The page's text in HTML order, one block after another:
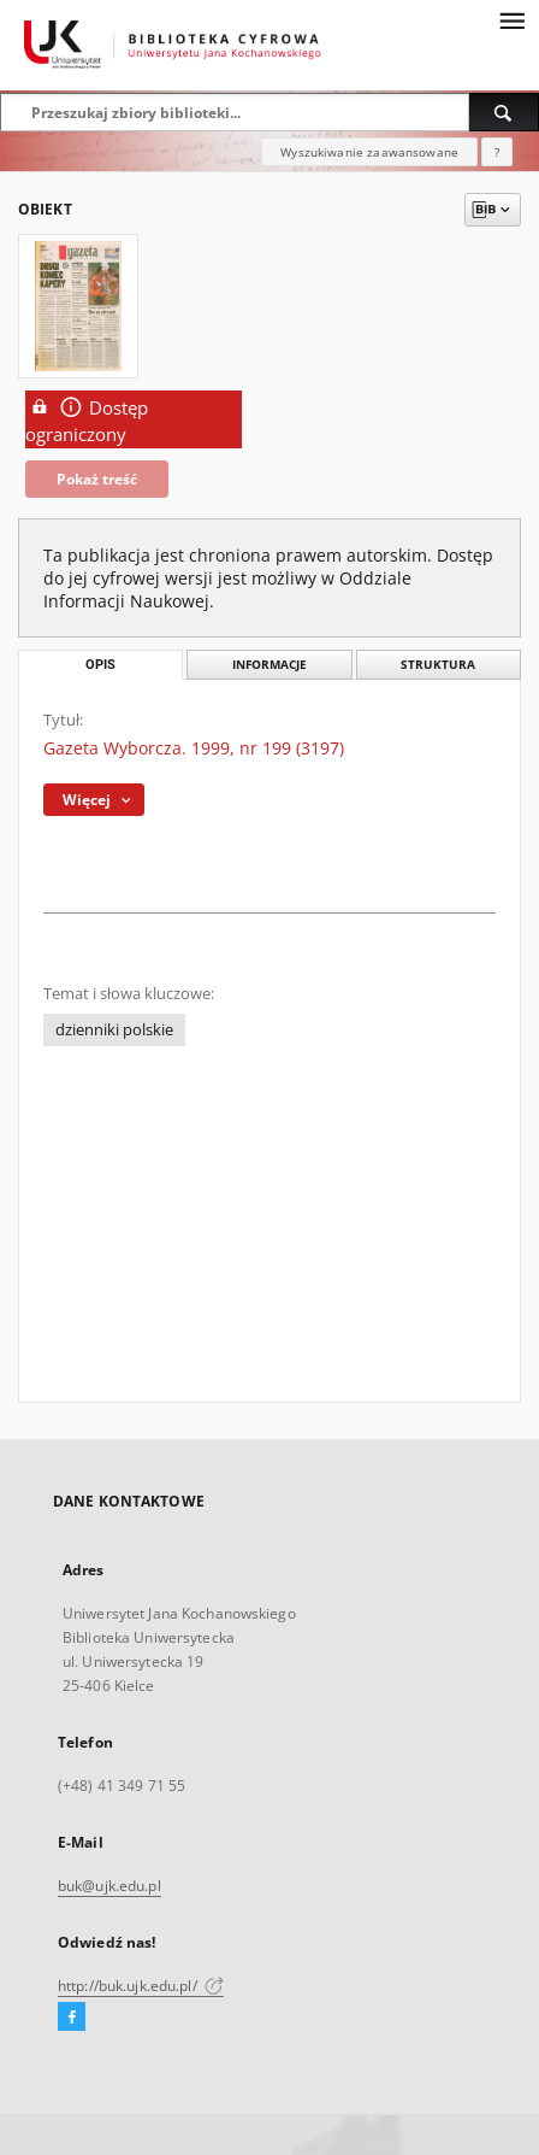
Wyszukiwanie zaawansowane ?
OBIEKT
Dostęp
ograniczony
Pokaż treść
Ta publikacja jest chroniona prawem autorskim. Dostęp
do jej cyfrowej wersji jest możliwy w Oddziale
Informacji Naukowej.
OPIS INFORMACJE STRUKTURA
Tytuł:
Gazeta Wyborcza. 1999, nr 199 (3197)
Więcej
Temat i słowa kluczowe:
dzienniki polskie
DANE KONTAKTOWE
Adres
Uniwersytet Jana Kochanowskiego
Biblioteka Uniwersytecka
ul. Uniwersytecka 19
25-406 Kielce
Telefon
(+48) 41 349 71 55
E-Mail
buk@ujk.edu.pl
Odwiedź nas!
http://buk.ujk.edu.pl/
Facebook